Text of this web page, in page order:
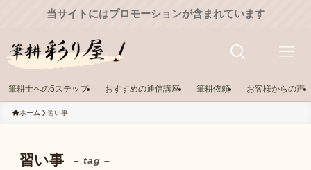
当サイトにはプロモーションが含まれています
筆耕士への5ステップ おすすめの通信講座 筆耕依頼 お客様からの声
ホーム 習い事
習い事 – tag –